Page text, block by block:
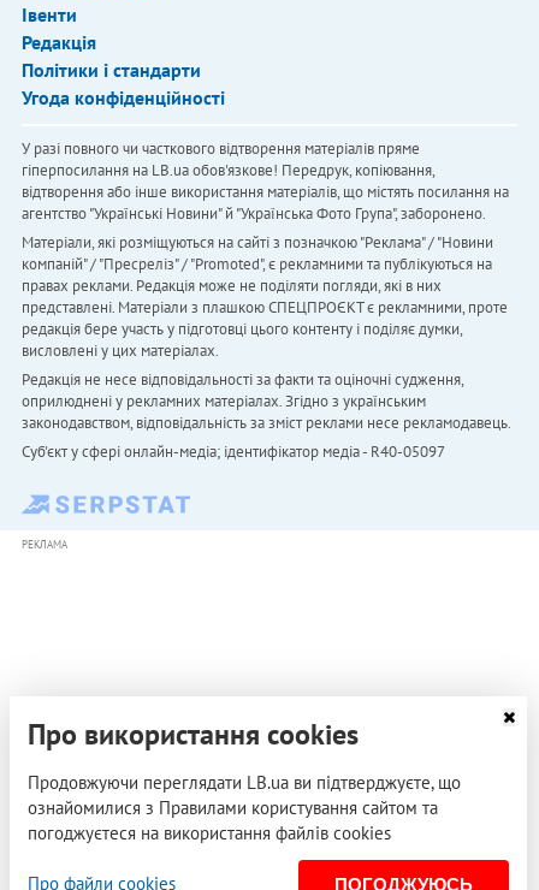
Івенти
Редакція
Політики і стандарти
Угода конфіденційності
У разі повного чи часткового відтворення матеріалів пряме
гіперпосилання на LB.ua обов'язкове! Передрук, копіювання,
відтворення або інше використання матеріалів, що містять посилання на
агентство "Українськi Новини" й "Українська Фото Група", заборонено.
Матеріали, які розміщуються на сайті з позначкою "Реклама" / "Новини
компаній" / "Пресреліз" / "Promoted", є рекламними та публікуються на
правах реклами. Редакція може не поділяти погляди, які в них
представлені. Матеріали з плашкою СПЕЦПРОЄКТ є рекламними, проте
редакція бере участь у підготовці цього контенту і поділяє думки,
висловлені у цих матеріалах.
Редакція не несе відповідальності за факти та оціночні судження,
оприлюднені у рекламних матеріалах. Згідно з українським
законодавством, відповідальність за зміст реклами несе рекламодавець.
Cуб'єкт у сфері онлайн-медіа; ідентифікатор медіа - R40-05097
РЕКЛАМА
Про використання cookies
Продовжуючи переглядати LB.ua ви підтверджуєте, що
ознайомилися з Правилами користування сайтом та
погоджуєтеся на використання файлів cookies
Про файли cookies ПОГОДЖУЮСЬ